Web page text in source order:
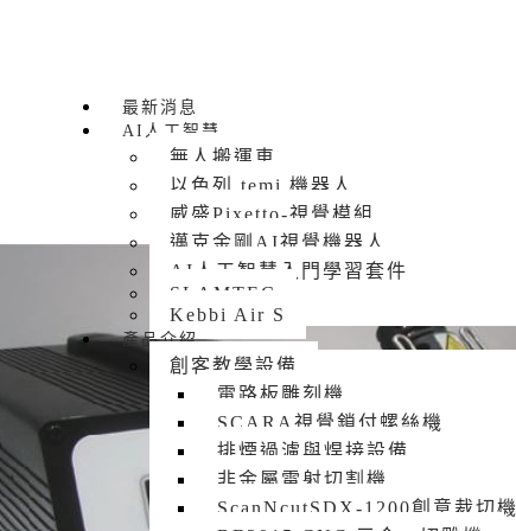
最新消息
AI人工智慧
無人搬運車
以色列 temi 機器人
威盛Pixetto-視覺模組
邁克金剛AI視覺機器人
AI人工智慧入門學習套件
SLAMTEC
Kebbi Air S
產品介紹
創客教學設備
電路板雕刻機
SCARA視覺鎖付螺絲機
排煙過濾與焊接設備
非金屬雷射切割機
ScanNcutSDX-1200創意裁切機